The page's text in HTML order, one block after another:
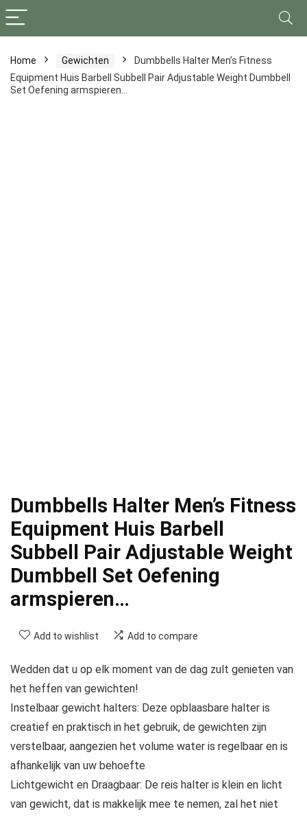
Home Gewichten
Dumbbells Halter Men’s Fitness
Equipment Huis Barbell Subbell Pair Adjustable Weight Dumbbell
Set Oefening armspieren…
Dumbbells Halter Men’s Fitness
Equipment Huis Barbell
Subbell Pair Adjustable Weight
Dumbbell Set Oefening
armspieren…
Add to wishlist Add to compare
Wedden dat u op elk moment van de dag zult genieten van
het heffen van gewichten!
Instelbaar gewicht halters: Deze opblaasbare halter is
creatief en praktisch in het gebruik, de gewichten zijn
verstelbaar, aangezien het volume water is regelbaar en is
afhankelijk van uw behoefte
Lichtgewicht en Draagbaar: De reis halter is klein en licht
van gewicht, dat is makkelijk mee te nemen, zal het niet